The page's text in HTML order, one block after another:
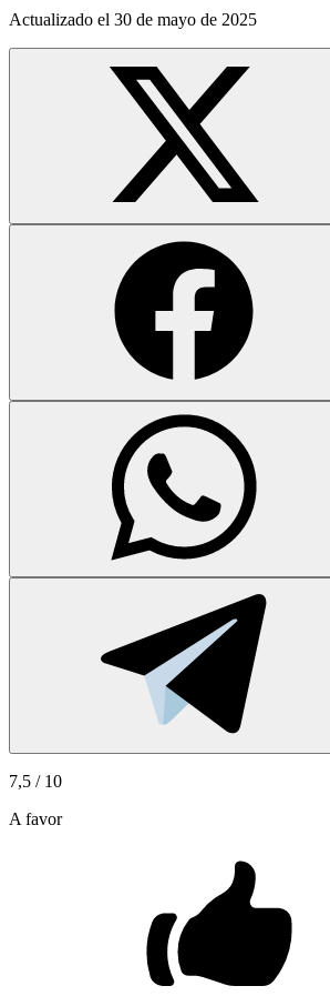
Actualizado el 30 de mayo de 2025
7,5 / 10
A favor